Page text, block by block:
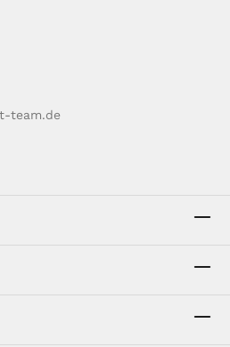
team.de